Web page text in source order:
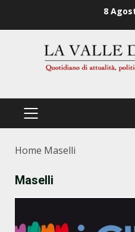
8
PRIMÄRES
Home Maselli
Maselli